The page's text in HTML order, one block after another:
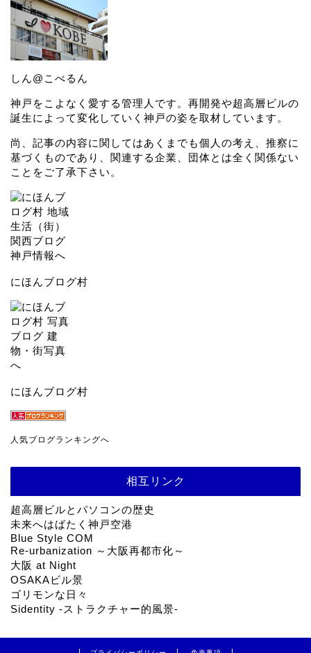
しん@こべるん
神戸をこよなく愛する管理人です。再開発や超高層ビルの
誕生によって変化していく神戸の姿を取材しています。
尚、記事の内容に関してはあくまでも個人の考え、推察に
基づくものであり、関連する企業、団体とは全く関係ない
ことをご了承下さい。
にほんブログ村
にほんブログ村
人気ブログランキングへ
相互リンク
超高層ビルとパソコンの歴史
未来へはばたく神戸空港
Blue Style COM
Re-urbanization ～大阪再都市化～
大阪 at Night
OSAKAビル景
ゴリモンな日々
Sidentity -ストラクチャー的風景-